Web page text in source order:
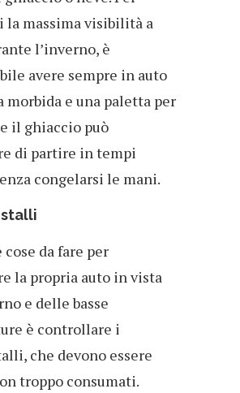
la massima visibilità a
l’inverno, è
avere sempre in auto
morbida e una paletta per
il ghiaccio può
di partire in tempi
congelarsi le mani.
da fare per
la propria auto in vista
e delle basse
è controllare i
che devono essere
troppo consumati.